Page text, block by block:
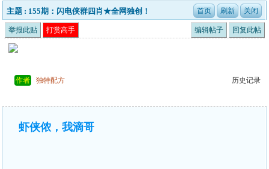
主题 : 155期：闪电侠群四肖★全网独创！
举报此贴 打赏高手 编辑帖子 回复此帖
作者 独特配方 历史记录
虾侠侬，我滴哥